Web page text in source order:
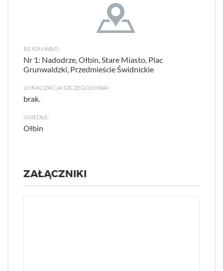
REJON WBO:
Nr 1: Nadodrze, Ołbin, Stare Miasto, Plac
Grunwaldzki, Przedmieście Świdnickie
LOKALIZACJA SZCZEGÓŁOWA:
brak.
OSIEDLE:
Ołbin
ZAŁĄCZNIKI